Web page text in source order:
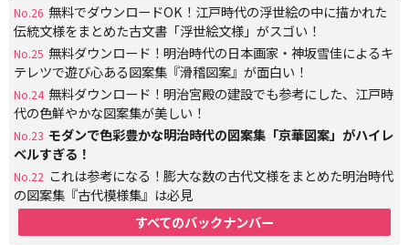
No.26 無料でダウンロードOK！江戸時代の浮世絵の中に描かれた
伝統文様をまとめた古文書「浮世絵文様」がスゴい！
No.25 無料ダウンロード！明治時代の日本画家・神坂雪佳によるキ
テレツで遊び心ある図案集『滑稽図案』が面白い！
No.24 無料ダウンロード！明治宮殿の建設でも参考にした、江戸時
代の色鮮やかな図案集が美しい！
No.23 モダンで色彩豊かな明治時代の図案集「京華図案」がハイレ
ベルすぎる！
No.22 これは参考になる！膨大な数の古代文様をまとめた明治時代
の図案集『古代模様集』は必見
すべてのバックナンバー